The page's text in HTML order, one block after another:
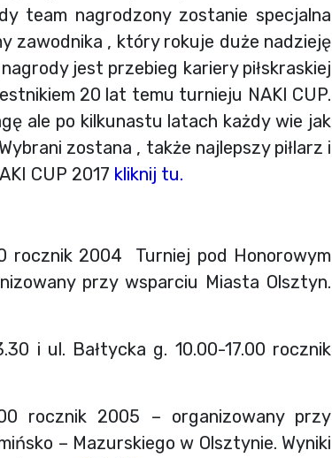
team nagrodzony zostanie specjalna
zawodnika , który rokuje duże nadzieję
jest przebieg kariery piłskraskiej
20 lat temu turnieju NAKI CUP.
ale po kilkunastu latach każdy wie jak
zostana , także najlepszy piłlarz i
CUP 2017 kliknij tu.
rocznik 2004 Turniej pod Honorowym
przy wsparciu Miasta Olsztyn.
i ul. Bałtycka g. 10.00-17.00 rocznik
rocznik 2005 – organizowany przy
– Mazurskiego w Olsztynie. Wyniki